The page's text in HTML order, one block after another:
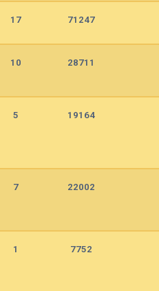
17 71247
10 28711
5 19164
7 22002
1 7752